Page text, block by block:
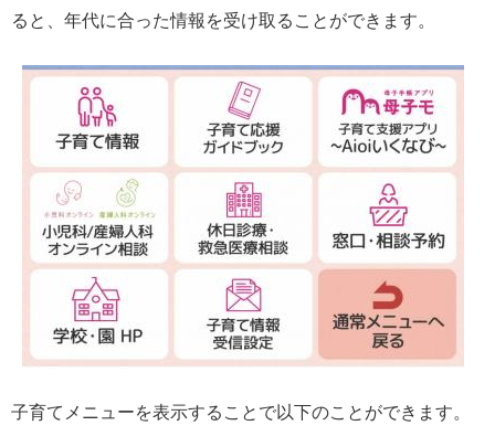
ると、年代に合った情報を受け取ることができます。
子育てメニューを表示することで以下のことができます。